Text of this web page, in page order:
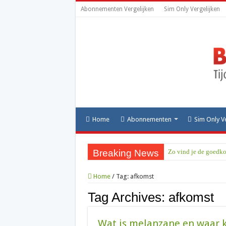
Abonnementen Vergelijken Sim Only Vergelijken
Home Abonnementen Sim Only
Breaking News Zo vind je de
010: alles over het
Home / Tag: afkomst
Tag Archives: afkomst
Wat is melanzane en waar